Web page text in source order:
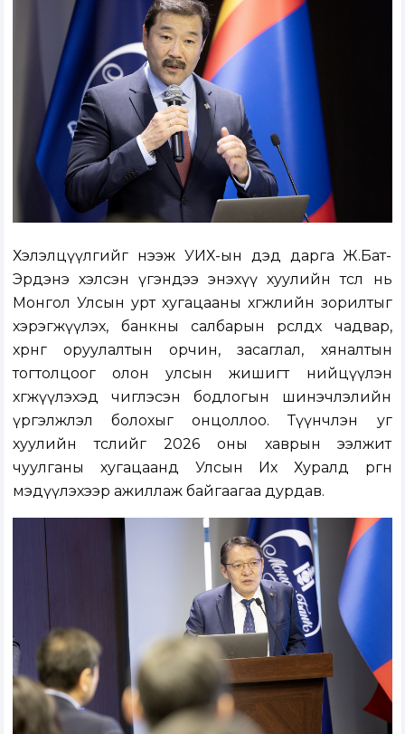
Хэлэлцүүлгийг нээж УИХ-ын дэд дарга Ж.Бат-
Эрдэнэ хэлсэн үгэндээ энэхүү хуулийн төсөл нь
Монгол Улсын урт хугацааны хөгжлийн зорилтыг
хэрэгжүүлэх, банкны салбарын өрсөлдөх чадвар,
хөрөнгө оруулалтын орчин, засаглал, хяналтын
тогтолцоог олон улсын жишигт нийцүүлэн
хөгжүүлэхэд чиглэсэн бодлогын шинэчлэлийн
үргэлжлэл болохыг онцоллоо. Түүнчлэн уг
хуулийн төслийг 2026 оны хаврын ээлжит
чуулганы хугацаанд Улсын Их Хуралд өргөн
мэдүүлэхээр ажиллаж байгаагаа дурдав.